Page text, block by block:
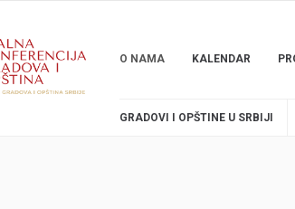
O NAMA KALENDAR
GRADOVI I OPŠTINE U SRBIJI